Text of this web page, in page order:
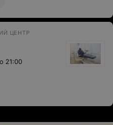
труде. Большое Вам
ЦЕНТР
21:00